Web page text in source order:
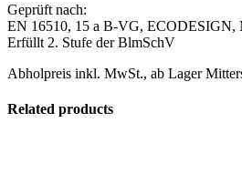
Geprüft nach:
EN 16510, 15 a B-VG, ECODESIGN,
Erfüllt 2. Stufe der BlmSchV
Abholpreis inkl. MwSt., ab Lager
Related products